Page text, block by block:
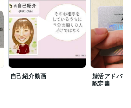
2019年
ニング技能士 取得年 : 2021年
2019年
2021年
ング技能士
ト検定(Ⅱ種・Ⅲ種) 取得年 : 2021年
年
CAD) 取得年 : 2023年
自己紹介動画
婚活アドバイ
認定書